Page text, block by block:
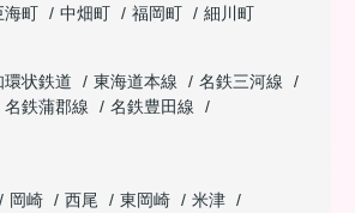
海町 中畑町 福岡町
細川町
環状鉄道 東海道本線
名鉄三河線
名鉄蒲郡線
名鉄豊田線
岡崎 西尾 東岡崎
米津